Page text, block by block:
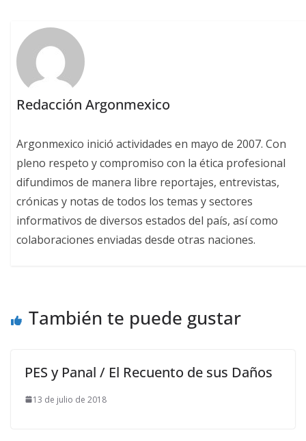
Redacción Argonmexico
Argonmexico inició actividades en mayo de 2007. Con
pleno respeto y compromiso con la ética profesional
difundimos de manera libre reportajes, entrevistas,
crónicas y notas de todos los temas y sectores
informativos de diversos estados del país, así como
colaboraciones enviadas desde otras naciones.
También te puede gustar
PES y Panal / El Recuento de sus Daños
13 de julio de 2018